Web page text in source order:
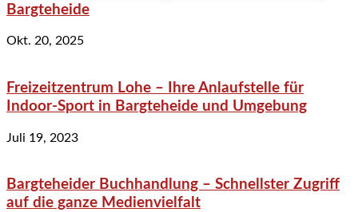
Bargteheide
Okt. 20, 2025
Freizeitzentrum Lohe – Ihre Anlaufstelle für
Indoor-Sport in Bargteheide und Umgebung
Juli 19, 2023
Bargteheider Buchhandlung – Schnellster Zugriff
auf die ganze Medienvielfalt